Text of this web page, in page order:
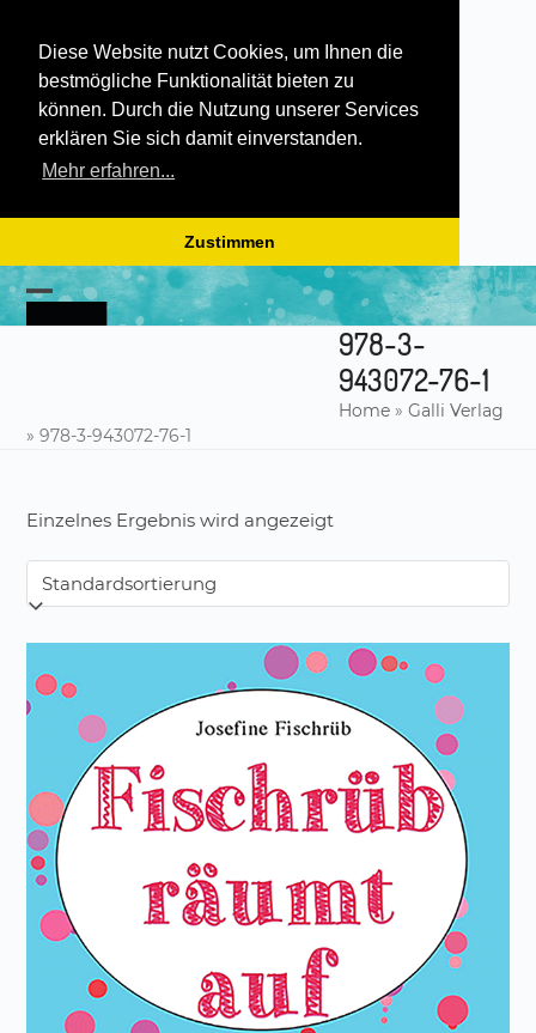
Diese Website nutzt Cookies, um Ihnen die
bestmögliche Funktionalität bieten zu
können. Durch die Nutzung unserer Services
erklären Sie sich damit einverstanden.
Mehr erfahren...
Zustimmen
Skip
to
content
Open
Close
978-3-
943072-76-1
Home» Galli Verlag
»978-3-943072-76-1
Einzelnes Ergebnis wird angezeigt